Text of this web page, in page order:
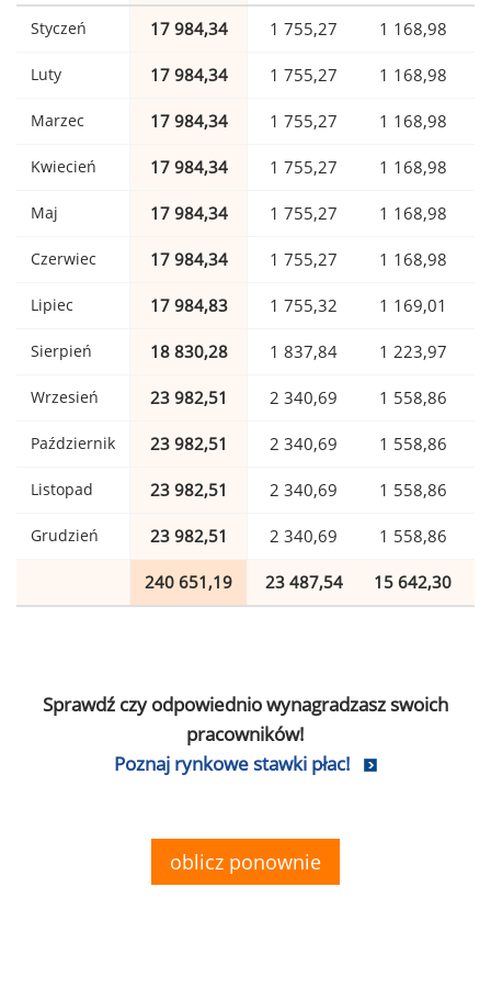
Styczeń 17 984,34 1 755,27 1 168,98
Luty 17 984,34 1 755,27 1 168,98
Marzec 17 984,34 1 755,27 1 168,98
Kwiecień 17 984,34 1 755,27 1 168,98
Maj 17 984,34 1 755,27 1 168,98
Czerwiec 17 984,34 1 755,27 1 168,98
Lipiec 17 984,83 1 755,32 1 169,01
Sierpień 18 830,28 1 837,84 1 223,97
Wrzesień 23 982,51 2 340,69 1 558,86
Październik 23 982,51 2 340,69 1 558,86
Listopad 23 982,51 2 340,69 1 558,86
Grudzień 23 982,51 2 340,69 1 558,86
240 651,19 23 487,54 15 642,30
Sprawdź czy odpowiednio wynagradzasz swoich
pracowników!
Poznaj rynkowe stawki płac!
oblicz ponownie